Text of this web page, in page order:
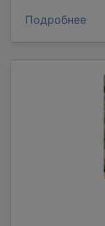
Подробнее